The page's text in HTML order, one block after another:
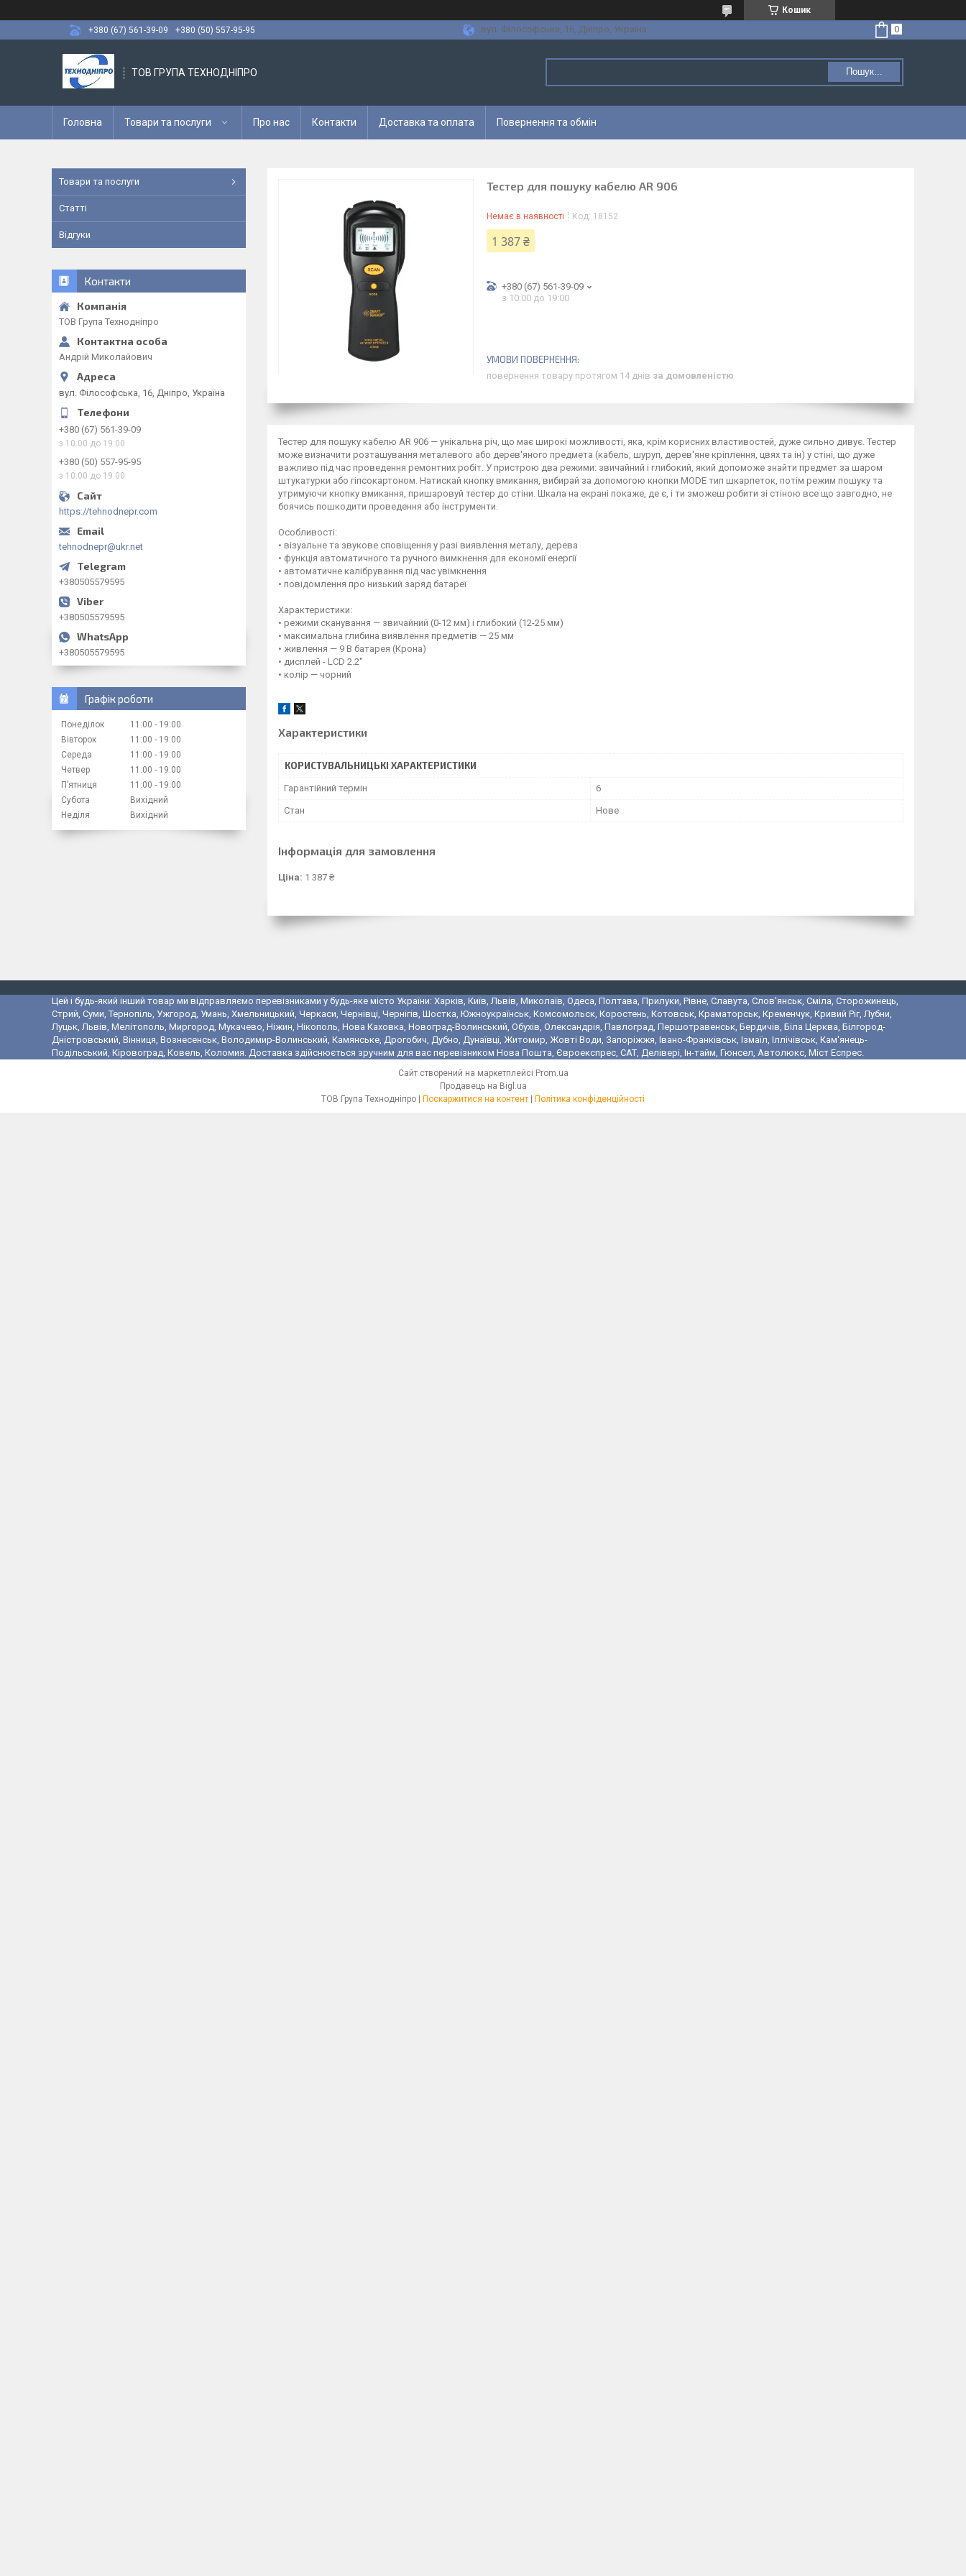
Кошик
+380 (67) 561-39-09
+380 (50) 557-95-95 вул. Філософська, 16, Дніпро, Україна
ТОВ ГРУПА ТЕХНОДНІПРО Пошук...
Головна Товари та послуги Про нас Контакти Доставка та оплата Повернення та обмін
Тестер для пошуку кабелю AR 906
Немає в наявності Код: 18152
1 387 ₴
+380 (67) 561-39-09
з 10:00 до 19:00
повернення товару протягом 14 днів за домовленістю
Тестер для пошуку кабелю AR 906 — унікальна річ, що має широкі можливості, яка, крім корисних властивостей, дуже сильно дивує. Тестер
може визначити розташування металевого або дерев'яного предмета (кабель, шуруп, дерев'яне кріплення, цвях та ін) у стіні, що дуже
важливо під час проведення ремонтних робіт. У пристрою два режими: звичайний і глибокий, який допоможе знайти предмет за шаром
штукатурки або гіпсокартоном. Натискай кнопку вмикання, вибирай за допомогою кнопки MODE тип шкарпеток, потім режим пошуку та
утримуючи кнопку вмикання, пришаровуй тестер до стіни. Шкала на екрані покаже, де є, і ти зможеш робити зі стіною все що завгодно, не
боячись пошкодити проведення або інструменти.
Особливості:
• візуальне та звукове сповіщення у разі виявлення металу, дерева
• функція автоматичного та ручного вимкнення для економії енергії
• автоматичне калібрування під час увімкнення
• повідомлення про низький заряд батареї
Характеристики:
• режими сканування — звичайний (0-12 мм) і глибокий (12-25 мм)
• максимальна глибина виявлення предметів — 25 мм
• живлення — 9 В батарея (Крона)
• дисплей - LCD 2.2"
• колір — чорний
Характеристики
КОРИСТУВАЛЬНИЦЬКІ ХАРАКТЕРИСТИКИ
Гарантійний термін 6
Стан Нове
Інформація для замовлення
Ціна: 1 387 ₴
Товари та послуги
Статті
Відгуки
Контакти
ТОВ Група Технодніпро
Андрій Миколайович
вул. Філософська, 16, Дніпро, Україна
+380 (67) 561-39-09
з 10:00 до 19:00
+380 (50) 557-95-95
з 10:00 до 19:00
https://tehnodnepr.com
tehnodnepr@ukr.net
+380505579595
+380505579595
+380505579595
Графік роботи
Понеділок 11:00
19:00
Вівторок
11:00
19:00
Середа
11:00
19:00
Четвер
11:00
19:00
Пʼятниця
11:00
19:00
Субота
Вихідний
Неділя
Вихідний
Цей і будь-який інший товар ми відправляємо перевізниками у будь-яке місто України: Харків, Київ, Львів, Миколаїв, Одеса, Полтава, Прилуки, Рівне, Славута, Слов'янськ, Сміла, Сторожинець,
Стрий, Суми, Тернопіль, Ужгород, Умань, Хмельницький, Черкаси, Чернівці, Чернігів, Шостка, Южноукраїнськ, Комсомольск, Коростень, Котовськ, Краматорськ, Кременчук, Кривий Ріг, Лубни,
Луцьк, Львів, Мелітополь, Миргород, Мукачево, Ніжин, Нікополь, Нова Каховка, Новоград-Волинський, Обухів, Олександрія, Павлоград, Першотравенськ, Бердичів, Біла Церква, Білгород-
Дністровський, Вінниця, Вознесенськ, Володимир-Волинський, Камянське, Дрогобич, Дубно, Дунаївці, Житомир, Жовті Води, Запоріжжя, Івано-Франківськ, Ізмаїл, Іллічівськ, Кам'янець-
Подільський, Кіровоград, Ковель, Коломия. Доставка здійснюється зручним для вас перевізником Нова Пошта, Євроекспрес, САТ, Делівері, Ін-тайм, Гюнсел, Автолюкс, Міст Еспрес.
Сайт створений на маркетплейсі Prom.ua
Продавець на Bigl.ua
Поскаржитися на контент Політика конфіденційності